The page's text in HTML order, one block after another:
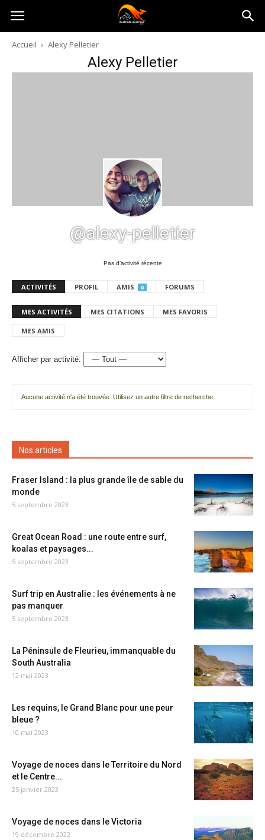
Australia-
australie.com
Accueil Alexy Pelletier
Alexy Pelletier
@alexy-pelletier
Pas d’activité récente
ACTIVITÉS PROFIL AMIS 0 FORUMS
MES ACTIVITÉS MES CITATIONS MES FAVORIS
MES AMIS
Afficher par activité:
Aucune activité n'a été trouvée. Utilisez un autre filtre de recherche.
Nos articles
Fraser Island : la plus grande île de sable du
monde
5 septembre 2023
Great Ocean Road : une route entre surf,
koalas et paysages...
5 septembre 2023
Surf trip en Australie : les événements à ne
pas manquer
5 septembre 2023
La Péninsule de Fleurieu, immanquable du
South Australia
12 mai 2023
Les requins, le Grand Blanc pour une peur
bleue ?
10 mai 2023
Voyage de noces dans le Territoire du Nord
et le Centre...
25 janvier 2023
Voyage de noces dans le Victoria
19 décembre 2022